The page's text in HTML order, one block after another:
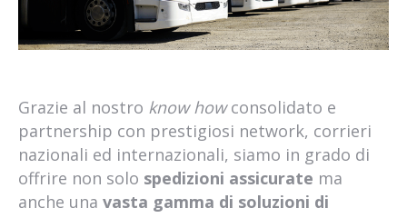
Grazie al nostro know howconsolidato e
partnership con prestigiosi network, corrieri
nazionali ed internazionali, siamo in grado di
offrire non solo spedizioni assicurate ma
anche una vasta gamma di soluzioni di